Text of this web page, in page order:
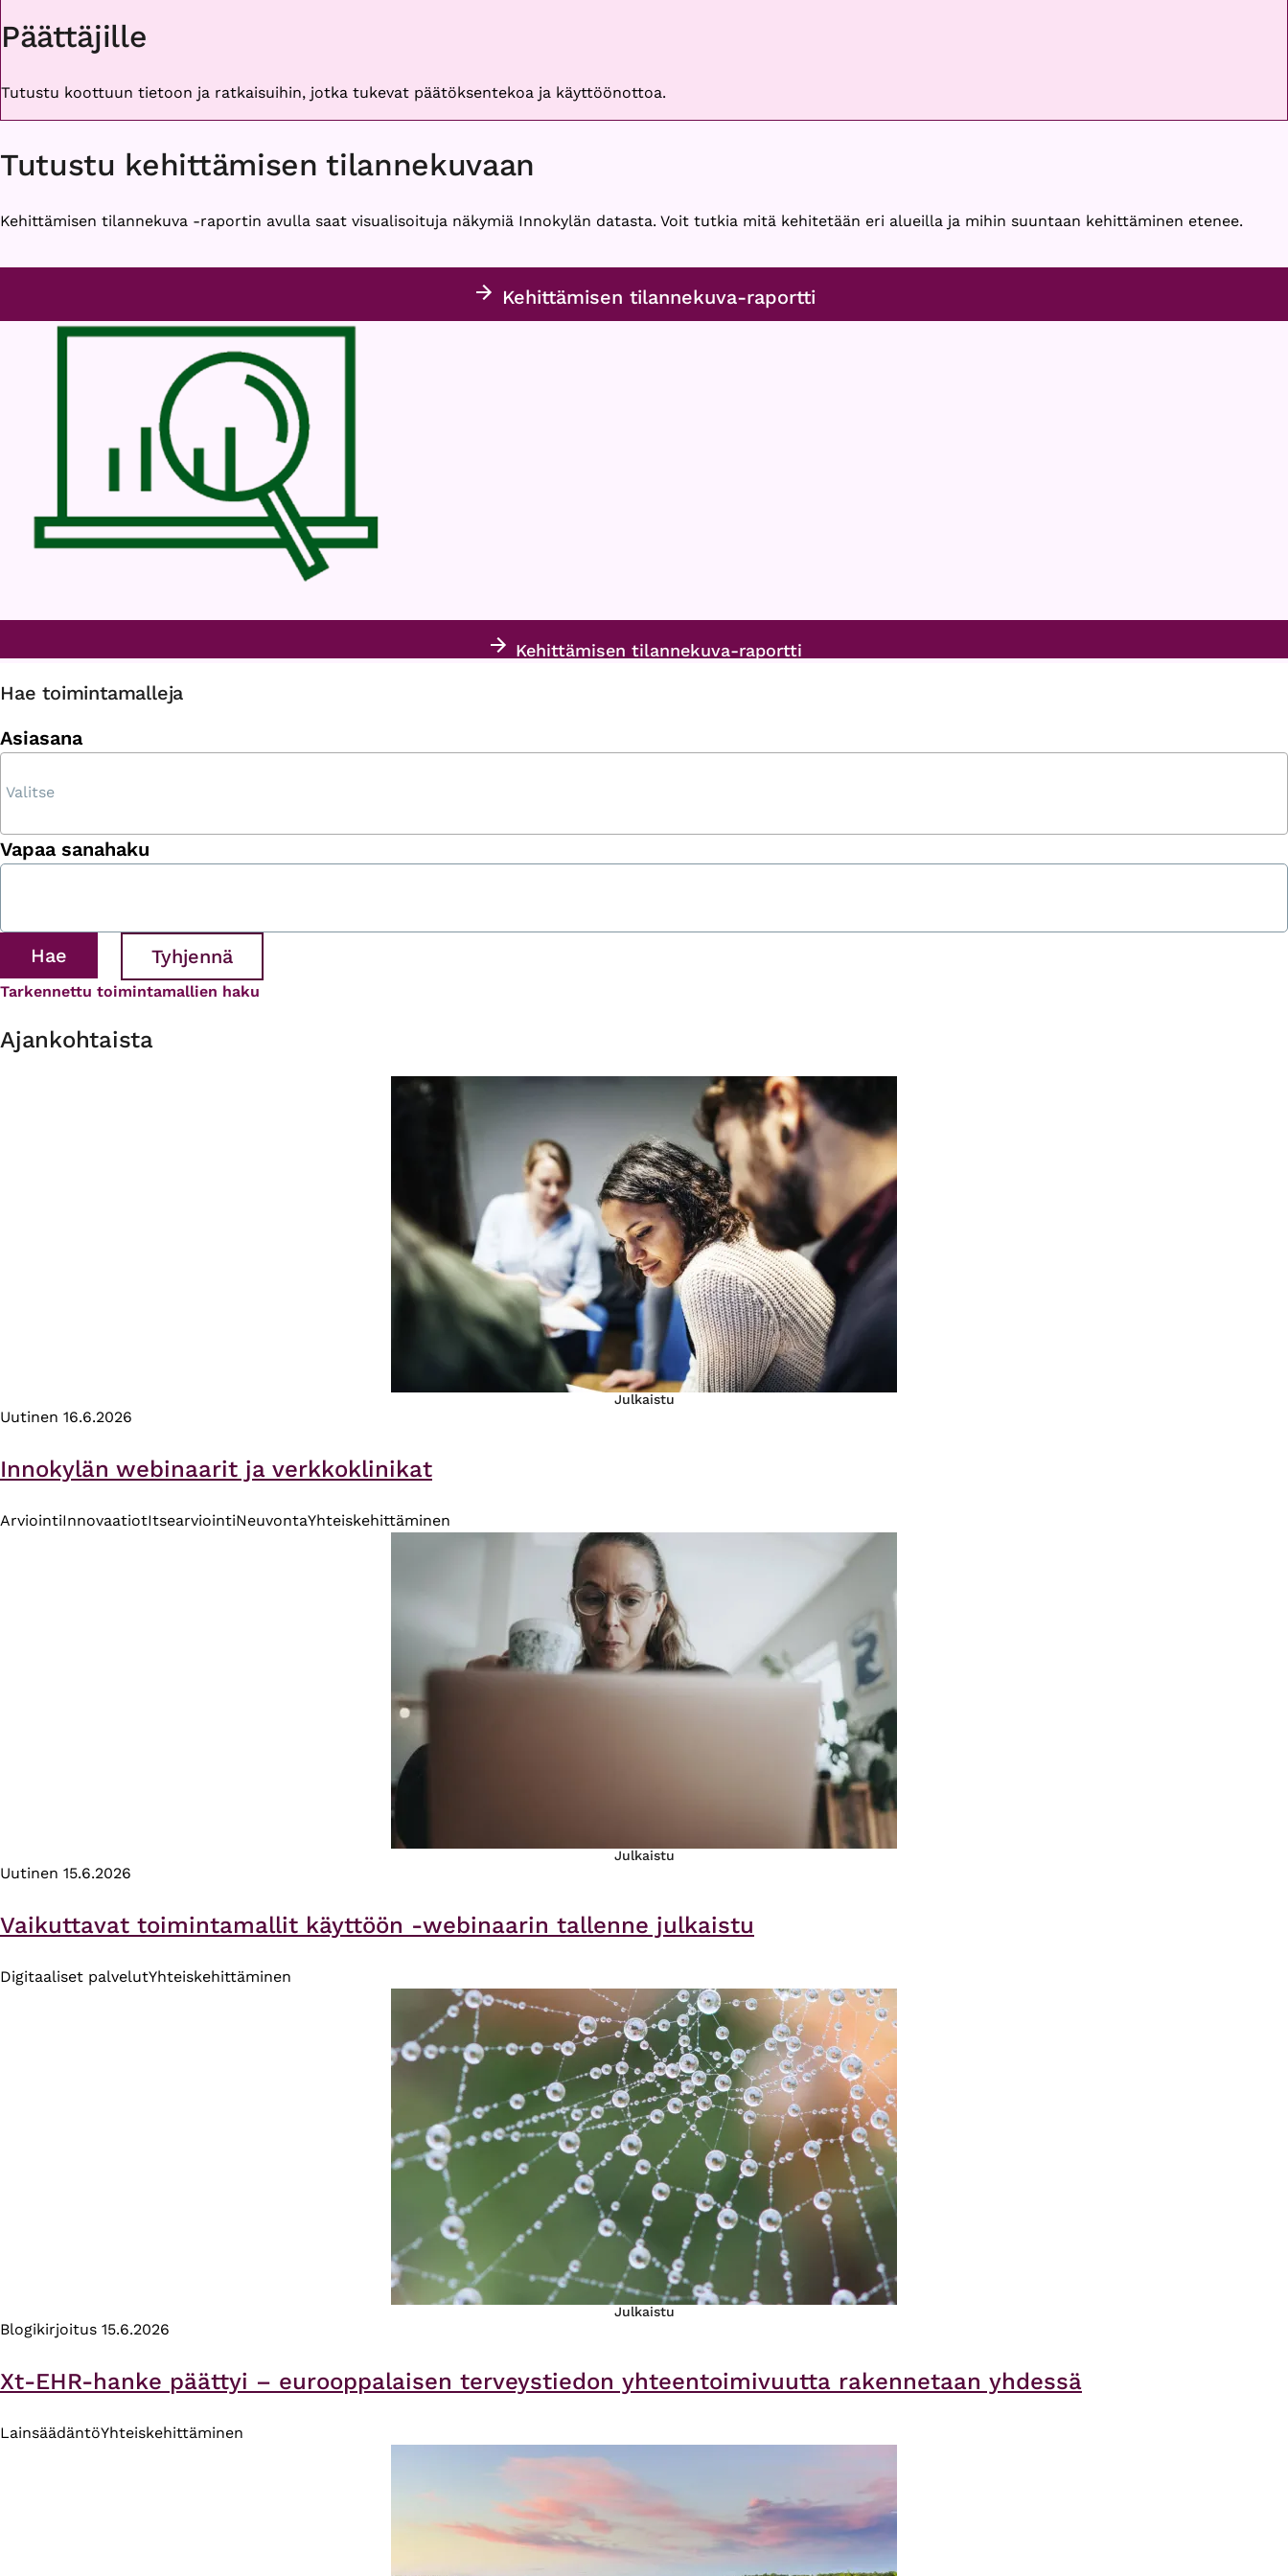
Päättäjille
Tutustu koottuun tietoon ja ratkaisuihin, jotka tukevat päätöksentekoa ja käyttöönottoa.
Tutustu kehittämisen tilannekuvaan
Kehittämisen tilannekuva -raportin avulla saat visualisoituja näkymiä Innokylän datasta. Voit tutkia mitä kehitetään eri alueilla ja mihin suuntaan kehittäminen etenee.
Kehittämisen tilannekuva-raportti
Kehittämisen tilannekuva-raportti
Hae toimintamalleja
Asiasana
Vapaa sanahaku
Tarkennettu toimintamallien haku
Ajankohtaista
Julkaistu
Uutinen 16.6.2026
Innokylän webinaarit ja verkkoklinikat
ArviointiInnovaatiotItsearviointiNeuvontaYhteiskehittäminen
Julkaistu
Uutinen 15.6.2026
Vaikuttavat toimintamallit käyttöön -webinaarin tallenne julkaistu
Digitaaliset palvelutYhteiskehittäminen
Julkaistu
Blogikirjoitus 15.6.2026
Xt-EHR-hanke päättyi – eurooppalaisen terveystiedon yhteentoimivuutta rakennetaan yhdessä
LainsäädäntöYhteiskehittäminen